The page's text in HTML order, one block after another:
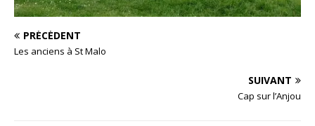
PRÉCÉDENT
Les anciens à St Malo
SUIVANT
Cap sur l’Anjou